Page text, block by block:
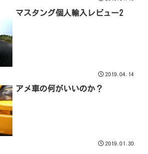
マスタング個人輸入レビュー2
2019.04.14
アメ車の何がいいのか？
2019.01.30